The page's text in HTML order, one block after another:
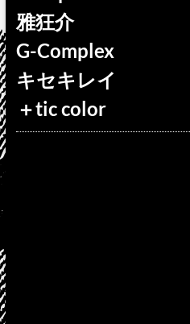
雅狂介
G-Complex
キセキレイ
＋tic color